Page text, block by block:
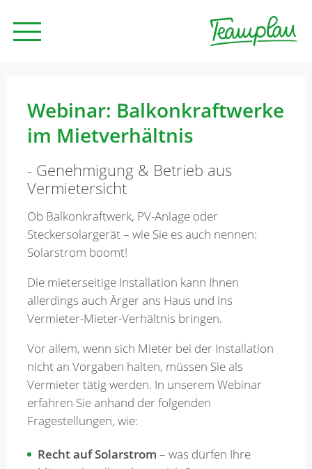
Beratung
Unternehmen
News
Kontakt
Merkzettel
Newsletter
Webinar: Balkonkraftwerke
im Mietverhältnis
- Genehmigung & Betrieb aus
Vermietersicht
Ob Balkonkraftwerk, PV-Anlage oder
Steckersolargerät – wie Sie es auch nennen:
Solarstrom boomt!
Die mieterseitige Installation kann Ihnen
allerdings auch Ärger ans Haus und ins
Vermieter-Mieter-Verhältnis bringen.
Vor allem, wenn sich Mieter bei der Installation
nicht an Vorgaben halten, müssen Sie als
Vermieter tätig werden. In unserem Webinar
erfahren Sie anhand der folgenden
Fragestellungen, wie:
Recht auf Solarstrom – was dürfen Ihre